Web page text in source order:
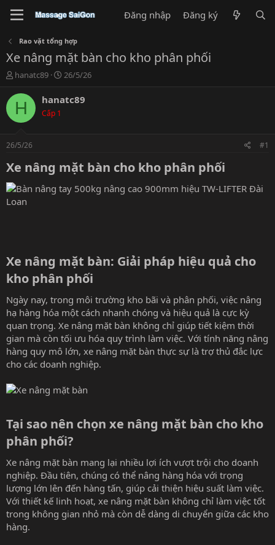
Đăng nhập Đăng ký
Rao vặt tổng hợp
Xe nâng mặt bàn cho kho phân phối
T
r
e
a
s
t
a
r
t
e
r
hanatc89
N
à
26/5/26
H hanatc89
Cấp 1
26/5/26 #1
Xe nâng mặt bàn cho kho phân phối​
Xe nâng mặt bàn: Giải pháp hiệu quả cho
kho phân phối​
Ngày nay, trong môi trường kho bãi và phân phối, việc nâng
hạ hàng hóa một cách nhanh chóng và hiệu quả là cực kỳ
quan trọng. Xe nâng mặt bàn không chỉ giúp tiết kiệm thời
gian mà còn tối ưu hóa quy trình làm việc. Với tính năng nâng
hàng quy mô lớn, xe nâng mặt bàn thực sự là trợ thủ đắc lực
cho các doanh nghiệp.
Tại sao nên chọn xe nâng mặt bàn cho kho
phân phối?​
Xe nâng mặt bàn mang lại nhiều lợi ích vượt trội cho doanh
nghiệp. Đầu tiên, chúng có thể nâng hàng hóa với trọng
lượng lớn lên đến hàng tấn, giúp cải thiện hiệu suất làm việc.
Với thiết kế linh hoạt, xe nâng mặt bàn không chỉ làm việc tốt
trong không gian nhỏ mà còn dễ dàng di chuyển giữa các kho
hàng.